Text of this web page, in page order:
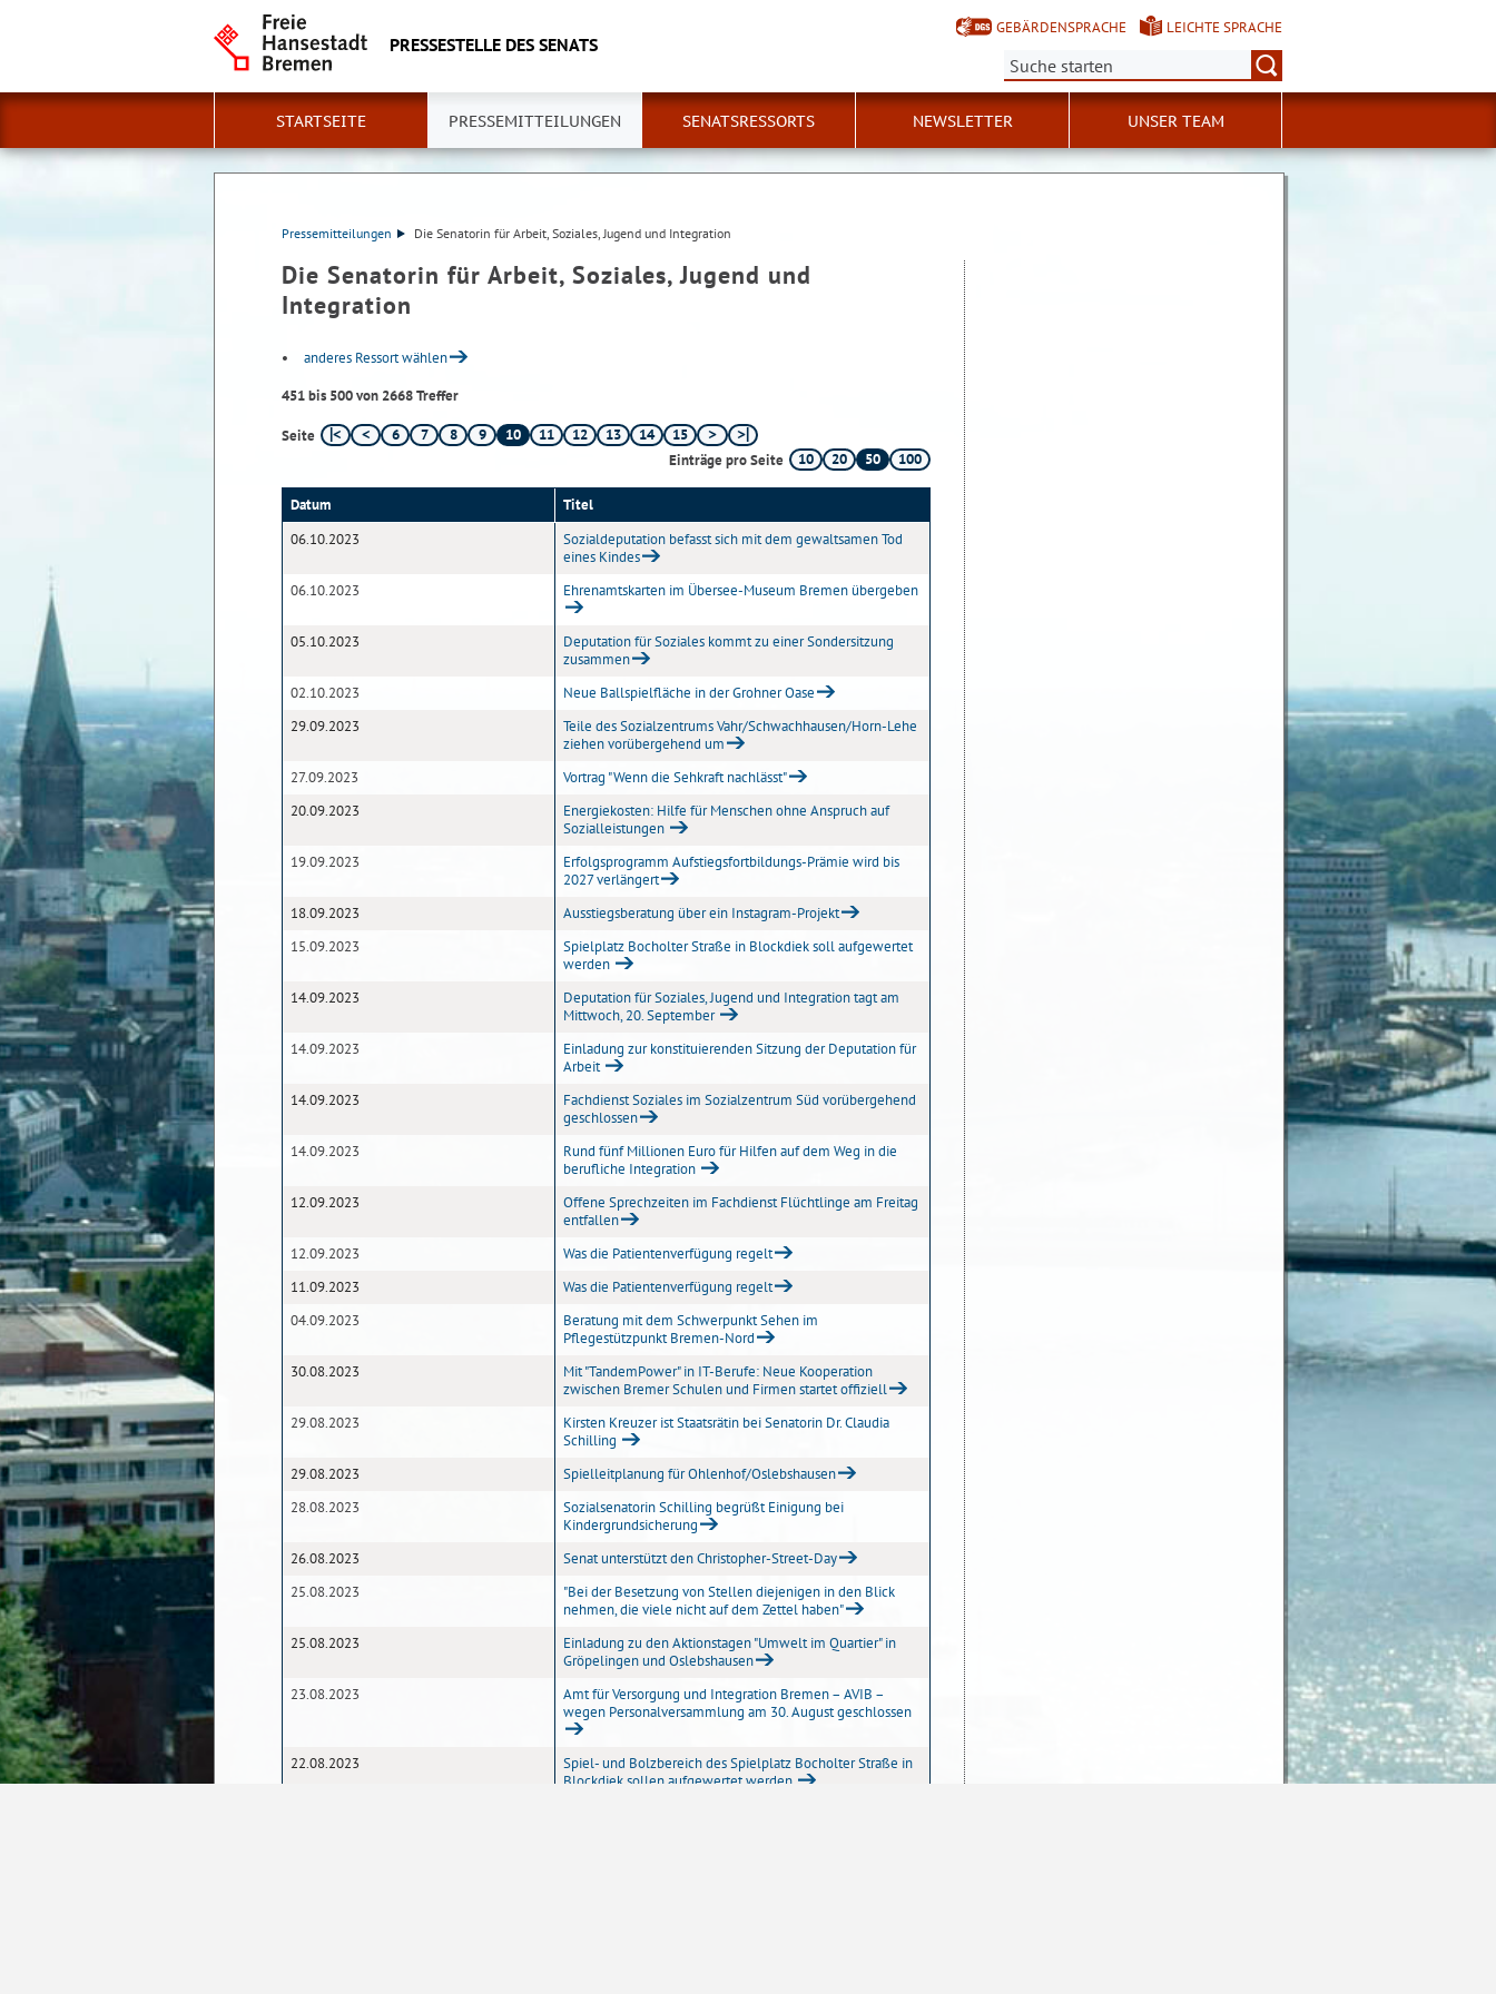
PRESSESTELLE DES SENATS
GEBÄRDENSPRACHE
LEICHTE SPRACHE
Suche:
STARTSEITE PRESSEMITTEILUNGEN SENATSRESSORTS NEWSLETTER UNSER TEAM
Pressemitteilungen Die Senatorin für Arbeit, Soziales, Jugend und Integration
Die Senatorin für Arbeit, Soziales, Jugend und
Integration
anderes Ressort wählen
451 bis 500 von 2668 Treffer
Seite 6 7 8 9 10 11 12 13 14
15
Einträge pro Seite
10 20 50 100
Datum
Titel
06.10.2023
Sozialdeputation befasst sich mit dem gewaltsamen Tod
eines Kindes
06.10.2023
Ehrenamtskarten im Übersee-Museum Bremen übergeben
05.10.2023
Deputation für Soziales kommt zu einer Sondersitzung
zusammen
02.10.2023
Neue Ballspielfläche in der Grohner Oase
29.09.2023
Teile des Sozialzentrums Vahr/Schwachhausen/Horn-Lehe
ziehen vorübergehend um
27.09.2023
Vortrag "Wenn die Sehkraft nachlässt"
20.09.2023
Energiekosten: Hilfe für Menschen ohne Anspruch auf
Sozialleistungen
19.09.2023
Erfolgsprogramm Aufstiegsfortbildungs-Prämie wird bis
2027 verlängert
18.09.2023
Ausstiegsberatung über ein Instagram-Projekt
15.09.2023
Spielplatz Bocholter Straße in Blockdiek soll aufgewertet
werden
14.09.2023
Deputation für Soziales, Jugend und Integration tagt am
Mittwoch, 20. September
14.09.2023
Einladung zur konstituierenden Sitzung der Deputation für
Arbeit
14.09.2023
Fachdienst Soziales im Sozialzentrum Süd vorübergehend
geschlossen
14.09.2023
Rund fünf Millionen Euro für Hilfen auf dem Weg in die
berufliche Integration
12.09.2023
Offene Sprechzeiten im Fachdienst Flüchtlinge am Freitag
entfallen
12.09.2023
Was die Patientenverfügung regelt
11.09.2023
Was die Patientenverfügung regelt
04.09.2023
Beratung mit dem Schwerpunkt Sehen im
Pflegestützpunkt Bremen-Nord
30.08.2023
Mit "TandemPower" in IT-Berufe: Neue Kooperation
zwischen Bremer Schulen und Firmen startet offiziell
29.08.2023
Kirsten Kreuzer ist Staatsrätin bei Senatorin Dr. Claudia
Schilling
29.08.2023
Spielleitplanung für Ohlenhof/Oslebshausen
28.08.2023
Sozialsenatorin Schilling begrüßt Einigung bei
Kindergrundsicherung
26.08.2023
Senat unterstützt den Christopher-Street-Day
25.08.2023
"Bei der Besetzung von Stellen diejenigen in den Blick
nehmen, die viele nicht auf dem Zettel haben"
25.08.2023
Einladung zu den Aktionstagen "Umwelt im Quartier" in
Gröpelingen und Oslebshausen
23.08.2023
Amt für Versorgung und Integration Bremen – AVIB –
wegen Personalversammlung am 30. August geschlossen
22.08.2023
Spiel- und Bolzbereich des Spielplatz Bocholter Straße in
Blockdiek sollen aufgewertet werden